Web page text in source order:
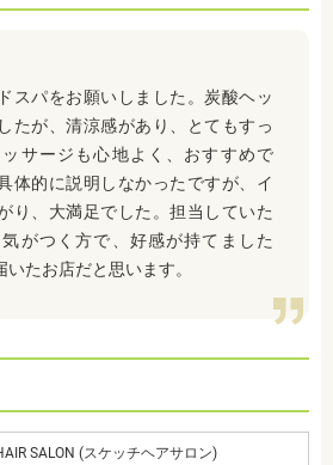
スパをお願いしました。炭酸ヘッ
たが、清涼感があり、とてもすっ
サージも心地よく、おすすめで
体的に説明しなかったですが、イ
り、大満足でした。担当していた
がつく方で、好感が持てました
たお店だと思います。
SALON (スケッチヘアサロン)